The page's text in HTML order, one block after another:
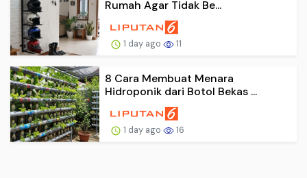
Rumah Agar Tidak Be...
1 day ago 11
8 Cara Membuat Menara
Hidroponik dari Botol Bekas ...
1 day ago 16